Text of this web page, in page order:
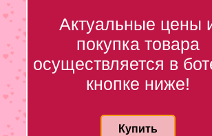
Актуальные цены
покупка товара
осуществляется в
кнопке ниже!
Купить